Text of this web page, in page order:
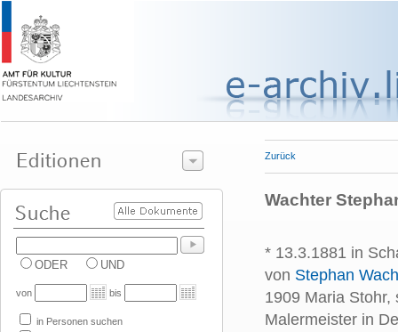
ODER UND
von bis
in Personen suchen
Zurück
Wachter
* 13.3.1881 in
von Stephan
1909 Maria Stohr,
Malermeister in